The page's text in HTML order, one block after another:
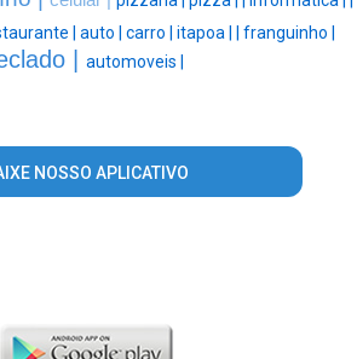
| auto | carro | itapoa | franguinho |
| automoveis |
NOSSO APLICATIVO